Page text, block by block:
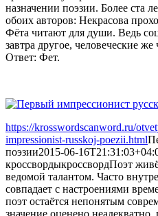
назначении поэзии. Более ста
обоих авторов: Некрасова
Фёта читают для души. Ведь
завтра другое, человеческие
Ответ: Фет.
https://krosswordscanword.ru/
impressionist-russkoj-poezii.html
поэзии2015-06-
кроссвордыкроссвордПоэт
ведомой талантом. Часто
совпадает с настроениями
поэт остаётся непонятым
значение оценено неадекватно,